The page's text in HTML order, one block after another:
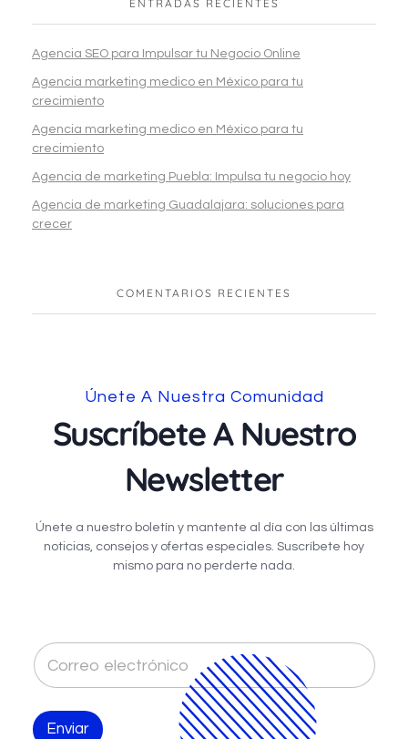
ENTRADAS RECIENTES
Agencia SEO para Impulsar tu Negocio Online
Agencia marketing medico en México para tu
crecimiento
Agencia marketing medico en México para tu
crecimiento
Agencia de marketing Puebla: Impulsa tu negocio hoy
Agencia de marketing Guadalajara: soluciones para
crecer
COMENTARIOS RECIENTES
Únete A Nuestra Comunidad
Suscríbete A Nuestro
Newsletter
Únete a nuestro boletín y mantente al día con las últimas
noticias, consejos y ofertas especiales. Suscríbete hoy
mismo para no perderte nada.
C
o
e
Enviar